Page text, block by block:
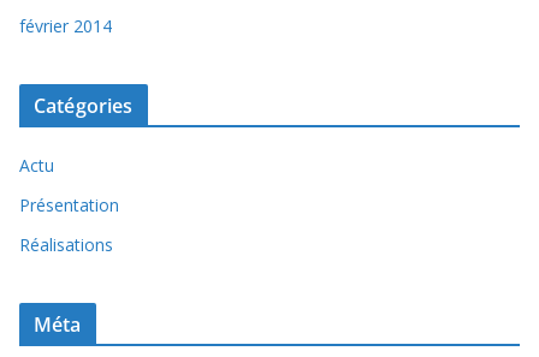
février 2014
Catégories
Actu
Présentation
Réalisations
Méta